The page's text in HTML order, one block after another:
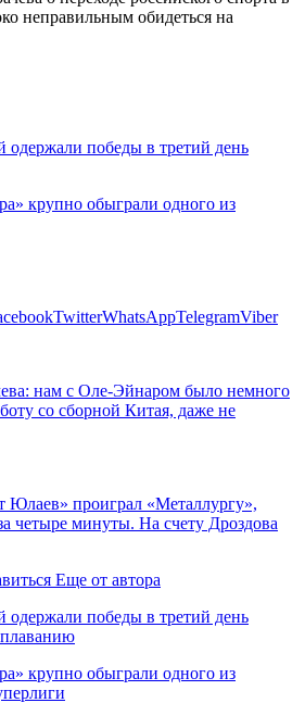
победы в третий день
крупно обыграли одного из
TwitterWhatsAppTelegramViber
нам с Оле-Эйнаром было немного
со сборной Китая, даже не
проиграл «Металлургу»,
четыре минуты. На счету Дроздова
Еще от автора
победы в третий день
крупно обыграли одного из